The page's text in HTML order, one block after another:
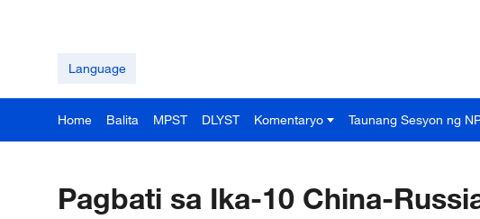
Language
Home Balita MPST DLYST Komentaryo Taunang Sesyon ng
Pagbati sa Ika-10 China-